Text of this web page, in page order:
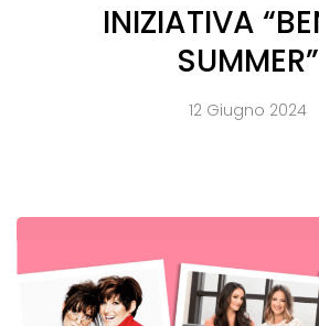
INIZIATIVA
SUMMER”
12 Giugno 2024